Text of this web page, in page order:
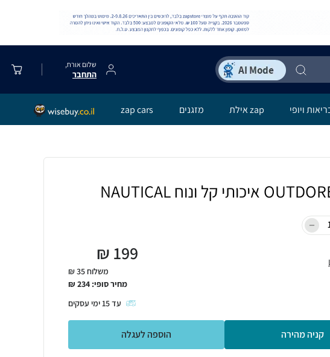
שלום אורח,
התחבר
ויופי zap אילת מזגנים zap cars
199
₪
משלוח 35 ₪
מחיר סופי: 234
₪
עד15 ימי עסקים
קניה מהירה הוספה לעגלה